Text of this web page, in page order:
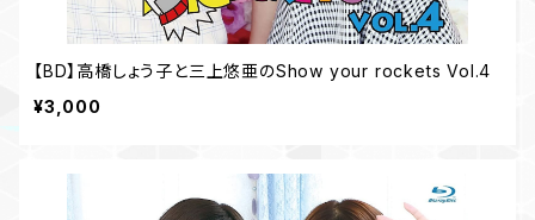
【BD】高橋しょう子と三上悠亜のShow your rockets Vol.4
¥3,000